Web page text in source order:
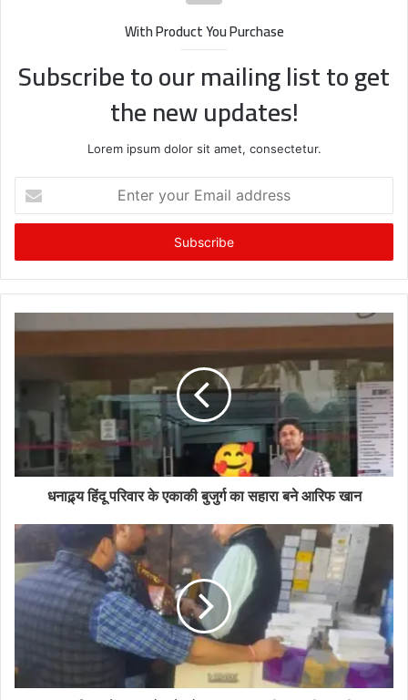
With Product You Purchase
Subscribe to our mailing list to get
the new updates!
Lorem ipsum dolor sit amet, consectetur.
your
Email
धनाढ़्य हिंदू परिवार के एकाकी बुजुर्ग का सहारा बने आरिफ खान